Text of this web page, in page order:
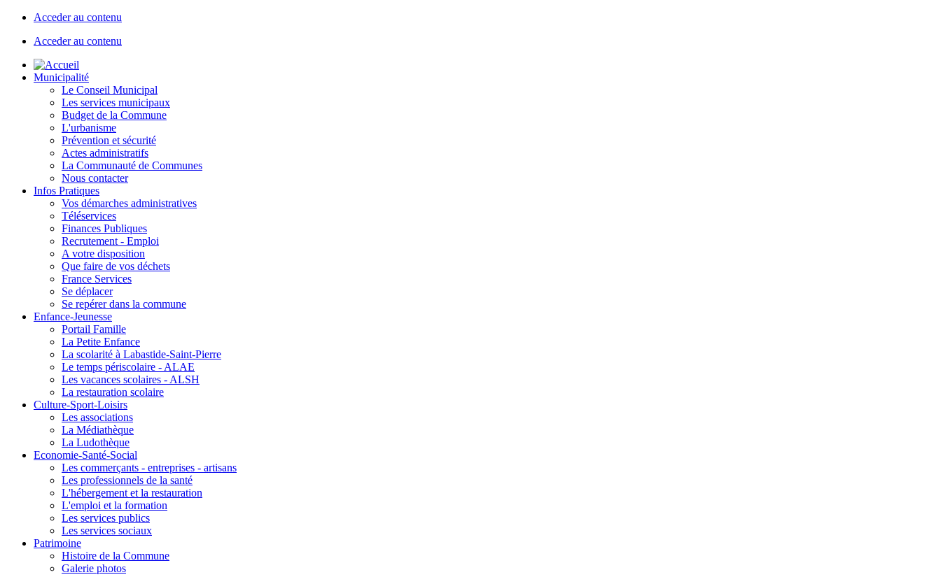
Acceder au contenu
Acceder au contenu
Municipalité
Le Conseil Municipal
Les services municipaux
Budget de la Commune
L'urbanisme
Prévention et sécurité
Actes administratifs
La Communauté de Communes
Nous contacter
Infos Pratiques
Vos démarches administratives
Téléservices
Finances Publiques
Recrutement - Emploi
A votre disposition
Que faire de vos déchets
France Services
Se déplacer
Se repérer dans la commune
Enfance-Jeunesse
Portail Famille
La Petite Enfance
La scolarité à Labastide-Saint-Pierre
Le temps périscolaire - ALAE
Les vacances scolaires - ALSH
La restauration scolaire
Culture-Sport-Loisirs
Les associations
La Médiathèque
La Ludothèque
Economie-Santé-Social
Les commerçants - entreprises - artisans
Les professionnels de la santé
L'hébergement et la restauration
L'emploi et la formation
Les services publics
Les services sociaux
Patrimoine
Histoire de la Commune
Galerie photos